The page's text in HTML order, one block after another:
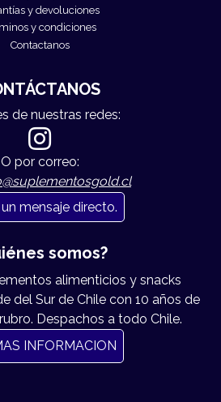
y devoluciones
y condiciones
Contactanos
de nuestras redes:
O por correo:
mensaje directo.
somos?
alimenticios y snacks
del Sur de Chile con 10 años de
Despachos a todo Chile.
INFORMACION